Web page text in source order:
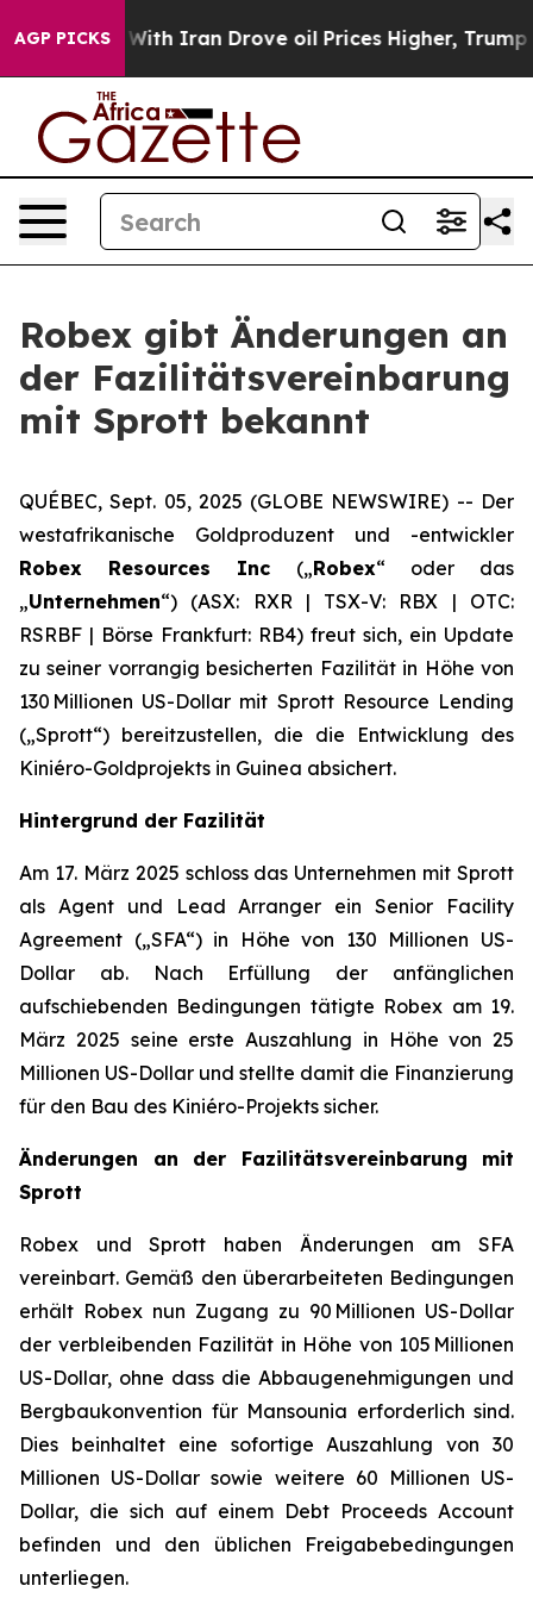
AGP PICKS
Iran Drove oil Prices Higher, Trump Gave
Robex gibt Änderungen an
der Fazilitätsvereinbarung
mit Sprott bekannt
QUÉBEC, Sept. 05, 2025 (GLOBE NEWSWIRE) -- Der
westafrikanische Goldproduzent und -entwickler
Robex Resources Inc („Robex“ oder das
„Unternehmen“) (ASX: RXR | TSX-V: RBX | OTC:
RSRBF | Börse Frankfurt: RB4) freut sich, ein Update
zu seiner vorrangig besicherten Fazilität in Höhe von
130 Millionen US-Dollar mit Sprott Resource Lending
(„Sprott“) bereitzustellen, die die Entwicklung des
Kiniéro-Goldprojekts in Guinea absichert.
Hintergrund der Fazilität
Am 17. März 2025 schloss das Unternehmen mit Sprott
als Agent und Lead Arranger ein Senior Facility
Agreement („SFA“) in Höhe von 130 Millionen US-
Dollar ab. Nach Erfüllung der anfänglichen
aufschiebenden Bedingungen tätigte Robex am 19.
März 2025 seine erste Auszahlung in Höhe von 25
Millionen US-Dollar und stellte damit die Finanzierung
für den Bau des Kiniéro-Projekts sicher.
Änderungen an der Fazilitätsvereinbarung mit
Sprott
Robex und Sprott haben Änderungen am SFA
vereinbart. Gemäß den überarbeiteten Bedingungen
erhält Robex nun Zugang zu 90 Millionen US-Dollar
der verbleibenden Fazilität in Höhe von 105 Millionen
US-Dollar, ohne dass die Abbaugenehmigungen und
Bergbaukonvention für Mansounia erforderlich sind.
Dies beinhaltet eine sofortige Auszahlung von 30
Millionen US-Dollar sowie weitere 60 Millionen US-
Dollar, die sich auf einem Debt Proceeds Account
befinden und den üblichen Freigabebedingungen
unterliegen.